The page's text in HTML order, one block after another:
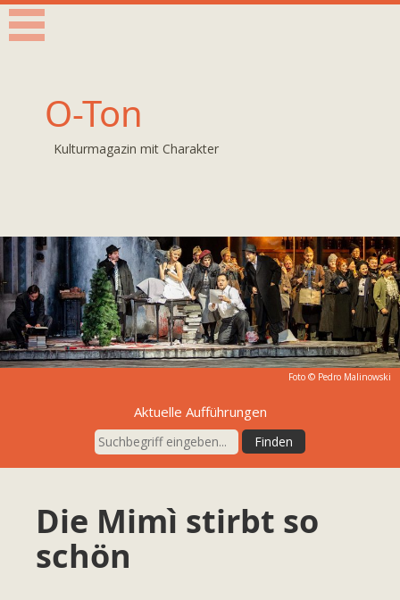
O-Ton
Kulturmagazin mit Charakter
Foto © Pedro Malinowski
Aktuelle Aufführungen
Die Mimì stirbt so
schön